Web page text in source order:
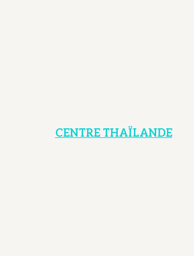
CENTRE THAÏLANDE